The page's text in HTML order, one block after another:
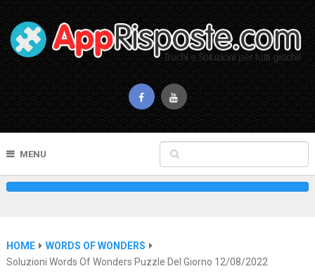
MENU
HOME
WORDS OF WONDERS
Soluzioni Words Of Wonders Puzzle Del Giorno 12/08/2022